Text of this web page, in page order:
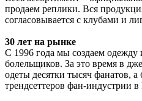
продаем реплики. Вся
согласовывается с клубами и
30 лет на рынке
С 1996 года мы создаем одежду
болельщиков. За это время в
одеты десятки тысяч фанатов,
трендсеттеров фан-индустрии в